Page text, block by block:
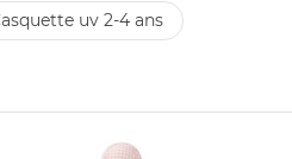
casquette uv 2-4 ans